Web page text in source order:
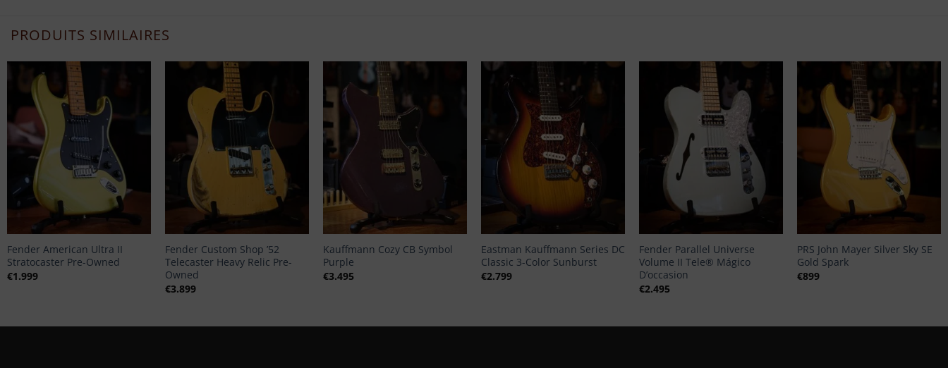
PRODUITS SIMILAIRES
Fender American Ultra II
Stratocaster Pre-Owned
€1.999
Fender Custom Shop ’52
Telecaster Heavy Relic Pre-
Owned
€3.899
Kauffmann Cozy CB Symbol
Purple
€3.495
Eastman Kauffmann Series DC
Classic 3-Color Sunburst
€2.799
Fender Parallel Universe
Volume II Tele® Mágico
D’occasion
€2.495
PRS John Mayer Silver Sky SE
Gold Spark
€899